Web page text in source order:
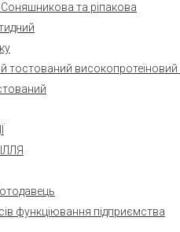
та ріпакова
високопротеїновий
функціювання підприємства